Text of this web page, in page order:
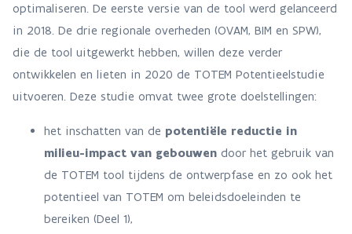
optimaliseren. De eerste versie van de tool werd gelanceerd
in 2018. De drie regionale overheden (OVAM, BIM en SPW),
die de tool uitgewerkt hebben, willen deze verder
ontwikkelen en lieten in 2020 de TOTEM Potentieelstudie
uitvoeren. Deze studie omvat twee grote doelstellingen:
het inschatten van de potentiële reductie in
milieu-impact van gebouwen door het gebruik van
de TOTEM tool tijdens de ontwerpfase en zo ook het
potentieel van TOTEM om beleidsdoeleinden te
bereiken (Deel 1),